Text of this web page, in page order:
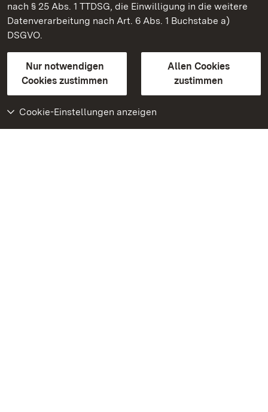
nach § 25 Abs. 1 TTDSG, die Einwilligung in die weitere
Datenverarbeitung nach Art. 6 Abs. 1 Buchstabe a)
DSGVO.
Nur notwendigen
Cookies zustimmen
Allen Cookies
zustimmen
Cookie-Einstellungen anzeigen
Staatliche Schlösser und Gärten Baden-Württemberg
Kontakt
GebärdenspracheLeichte Sprache
Erklärung zur Barrierefreiheit
BITV-konform (geprüfte Seiten)
Weiteres